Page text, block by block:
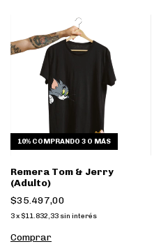
10% COMPRANDO 3 O MÁS
Remera Tom & Jerry
(Adulto)
$35.497,00
3x $11.832,33 sin interés
Comprar